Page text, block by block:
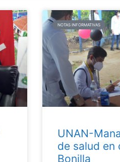
NOTAS INFORMATIVAS
UNAN-
de salud en
Bonilla